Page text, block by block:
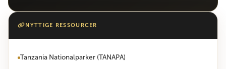
NYTTIGE RESSOURCER
Tanzania Nationalparker (TANAPA)